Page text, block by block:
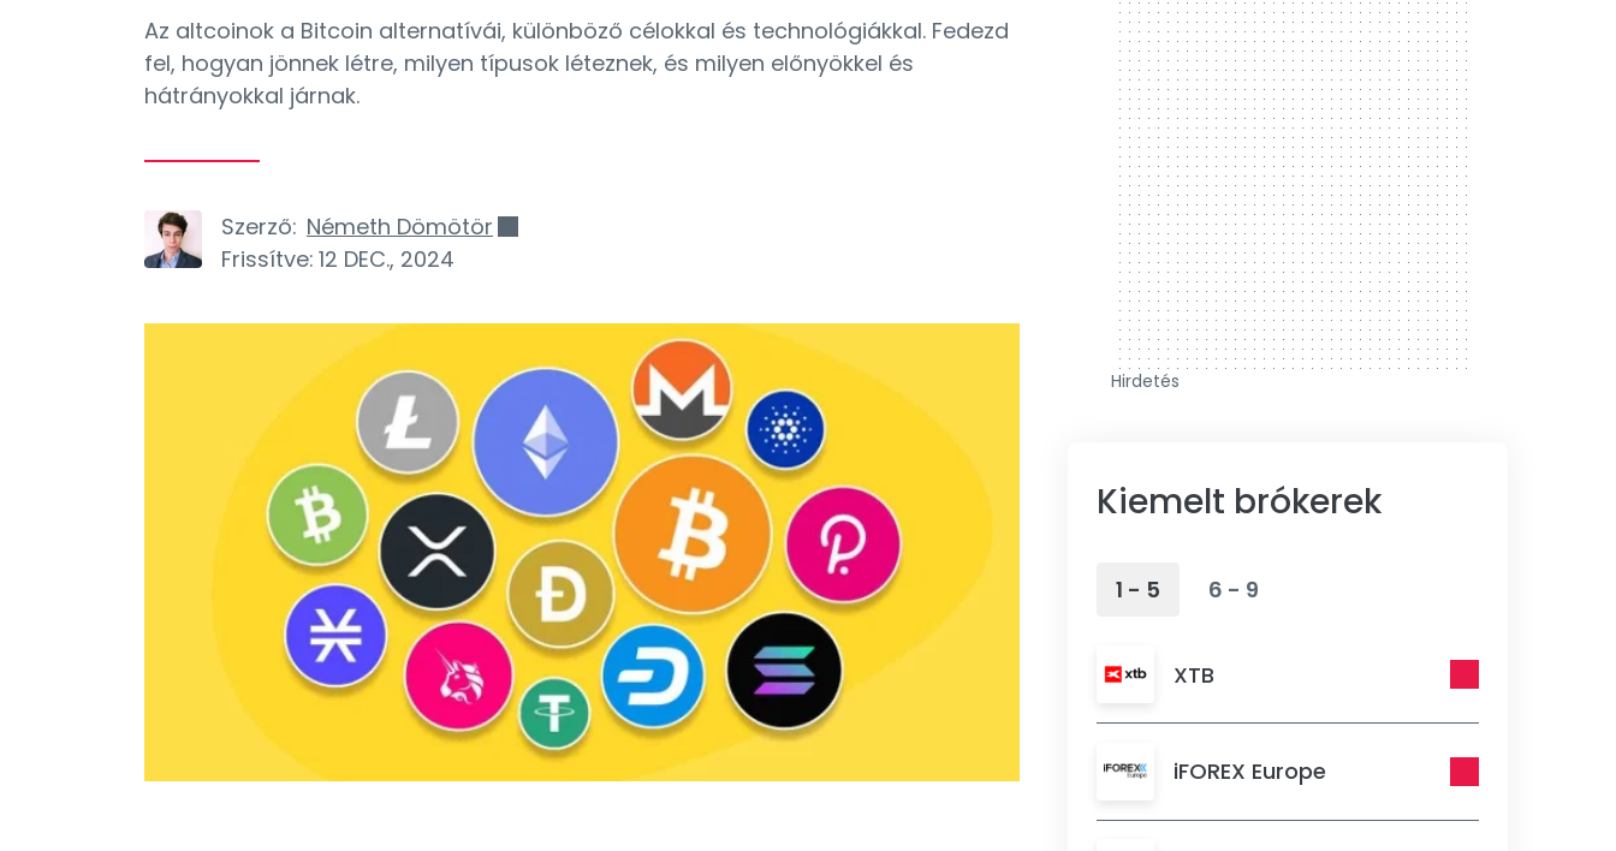
Az altcoinok a Bitcoin alternatívái, különböző célokkal és technológiákkal. Fedezd
fel, hogyan jönnek létre, milyen típusok léteznek, és milyen előnyökkel és
hátrányokkal járnak.
Szerző: Németh Dömötör
Frissítve: 12 DEC., 2024
Hirdetés
Kiemelt brókerek
1 - 5 6 - 9
XTB
iFOREX Europe